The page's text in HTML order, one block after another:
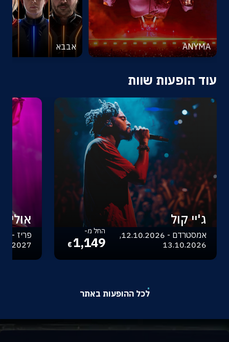
ANYMA אבבא
עוד הופעות שוות
ג'יי קול
אמסטרדם - 12.10.2026,
13.10.2026
החל מ-
1,149
€
לכל ההופעות באתר